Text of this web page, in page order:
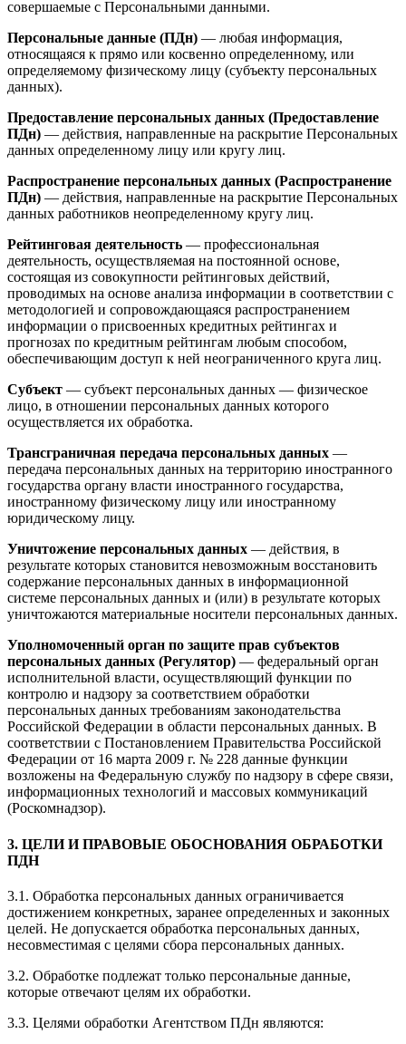
совершаемые с Персональными данными.
Персональные данные (ПДн) — любая информация,
относящаяся к прямо или косвенно определенному, или
определяемому физическому лицу (субъекту персональных
данных).
Предоставление персональных данных (Предоставление
ПДн) — действия, направленные на раскрытие Персональных
данных определенному лицу или кругу лиц.
Распространение персональных данных (Распространение
ПДн) — действия, направленные на раскрытие Персональных
данных работников неопределенному кругу лиц.
Рейтинговая деятельность — профессиональная
деятельность, осуществляемая на постоянной основе,
состоящая из совокупности рейтинговых действий,
проводимых на основе анализа информации в соответствии с
методологией и сопровождающаяся распространением
информации о присвоенных кредитных рейтингах и
прогнозах по кредитным рейтингам любым способом,
обеспечивающим доступ к ней неограниченного круга лиц.
Субъект — субъект персональных данных — физическое
лицо, в отношении персональных данных которого
осуществляется их обработка.
Трансграничная передача персональных данных —
передача персональных данных на территорию иностранного
государства органу власти иностранного государства,
иностранному физическому лицу или иностранному
юридическому лицу.
Уничтожение персональных данных — действия, в
результате которых становится невозможным восстановить
содержание персональных данных в информационной
системе персональных данных и (или) в результате которых
уничтожаются материальные носители персональных данных.
Уполномоченный орган по защите прав субъектов
персональных данных (Регулятор) — федеральный орган
исполнительной власти, осуществляющий функции по
контролю и надзору за соответствием обработки
персональных данных требованиям законодательства
Российской Федерации в области персональных данных. В
соответствии с Постановлением Правительства Российской
Федерации от 16 марта 2009 г. № 228 данные функции
возложены на Федеральную службу по надзору в сфере связи,
информационных технологий и массовых коммуникаций
(Роскомнадзор).
3. ЦЕЛИ И ПРАВОВЫЕ ОБОСНОВАНИЯ ОБРАБОТКИ
ПДН
3.1. Обработка персональных данных ограничивается
достижением конкретных, заранее определенных и законных
целей. Не допускается обработка персональных данных,
несовместимая с целями сбора персональных данных.
3.2. Обработке подлежат только персональные данные,
которые отвечают целям их обработки.
3.3. Целями обработки Агентством ПДн являются: